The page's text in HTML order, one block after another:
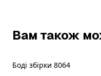
Вам також
Новинка
Боді збірки 8064